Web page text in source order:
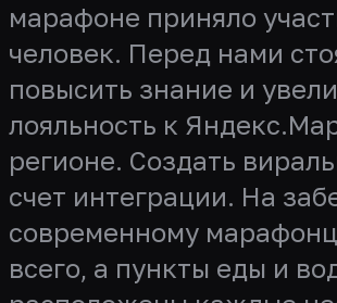
марафоне приняло
человек. Перед нами
повысить знание и
лояльность к
регионе. Создать
счет интеграции. На
современному
всего, а пункты еды и